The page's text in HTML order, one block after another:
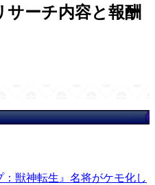
ーチ内容と報酬
：獣神転生』名将がケモ化し